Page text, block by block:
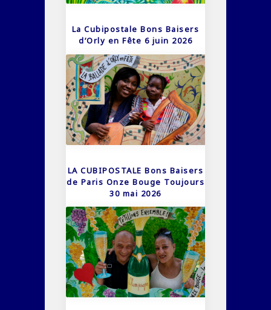
La Cubipostale Bons Baisers
d’Orly en Fête 6 juin 2026
LA CUBIPOSTALE Bons Baisers
de Paris Onze Bouge Toujours
30 mai 2026